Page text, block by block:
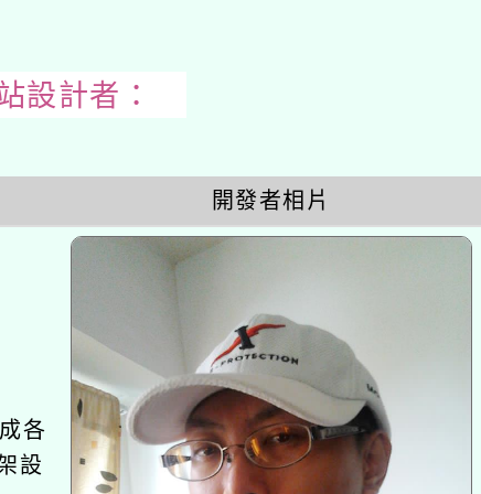
開
上
設計者：
開發者相片
各
設